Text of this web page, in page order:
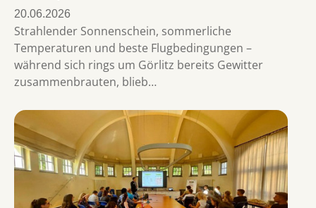
20.06.2026
Strahlender Sonnenschein, sommerliche
Temperaturen und beste Flugbedingungen –
während sich rings um Görlitz bereits Gewitter
zusammenbrauten, blieb…